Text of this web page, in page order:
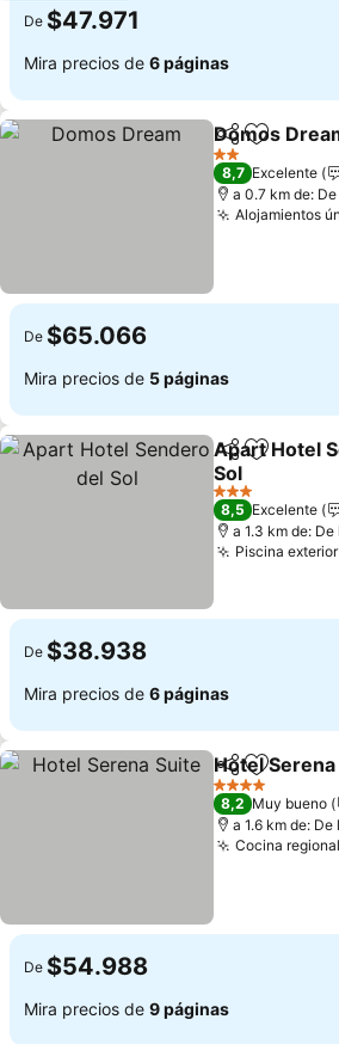
De $47.971
Mira precios de 6 páginas
Compartir
Agregar
Domos
2 Estrellas
8,7 Excelente
a 0.7 km de:
Alojamientos
De $65.066
Mira precios de 5 páginas
Compartir
Agregar
Apart Hotel
Sol
3 Estrellas
8,5 Excelente
a 1.3 km de: De
Piscina
De $38.938
Mira precios de 6 páginas
Compartir
Agregar
Hotel
4 Estrellas
8,2 Muy bueno
a 1.6 km de: De
Cocina
De $54.988
Mira precios de 9 páginas